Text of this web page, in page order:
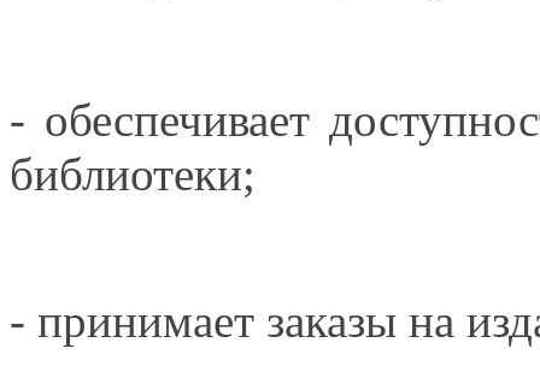
- обеспечивает
библиотеки;
- принимает заказы на